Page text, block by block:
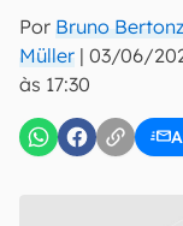
Por Bruno
Müller | 03/06/
às 17:30
Uso e Política